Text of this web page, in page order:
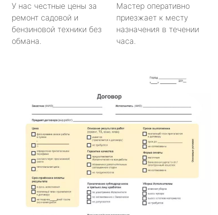
У нас честные цены за
ремонт садовой и
бензиновой техники без
обмана.
Мастер оперативно
приезжает к месту
назначения в течении
часа.